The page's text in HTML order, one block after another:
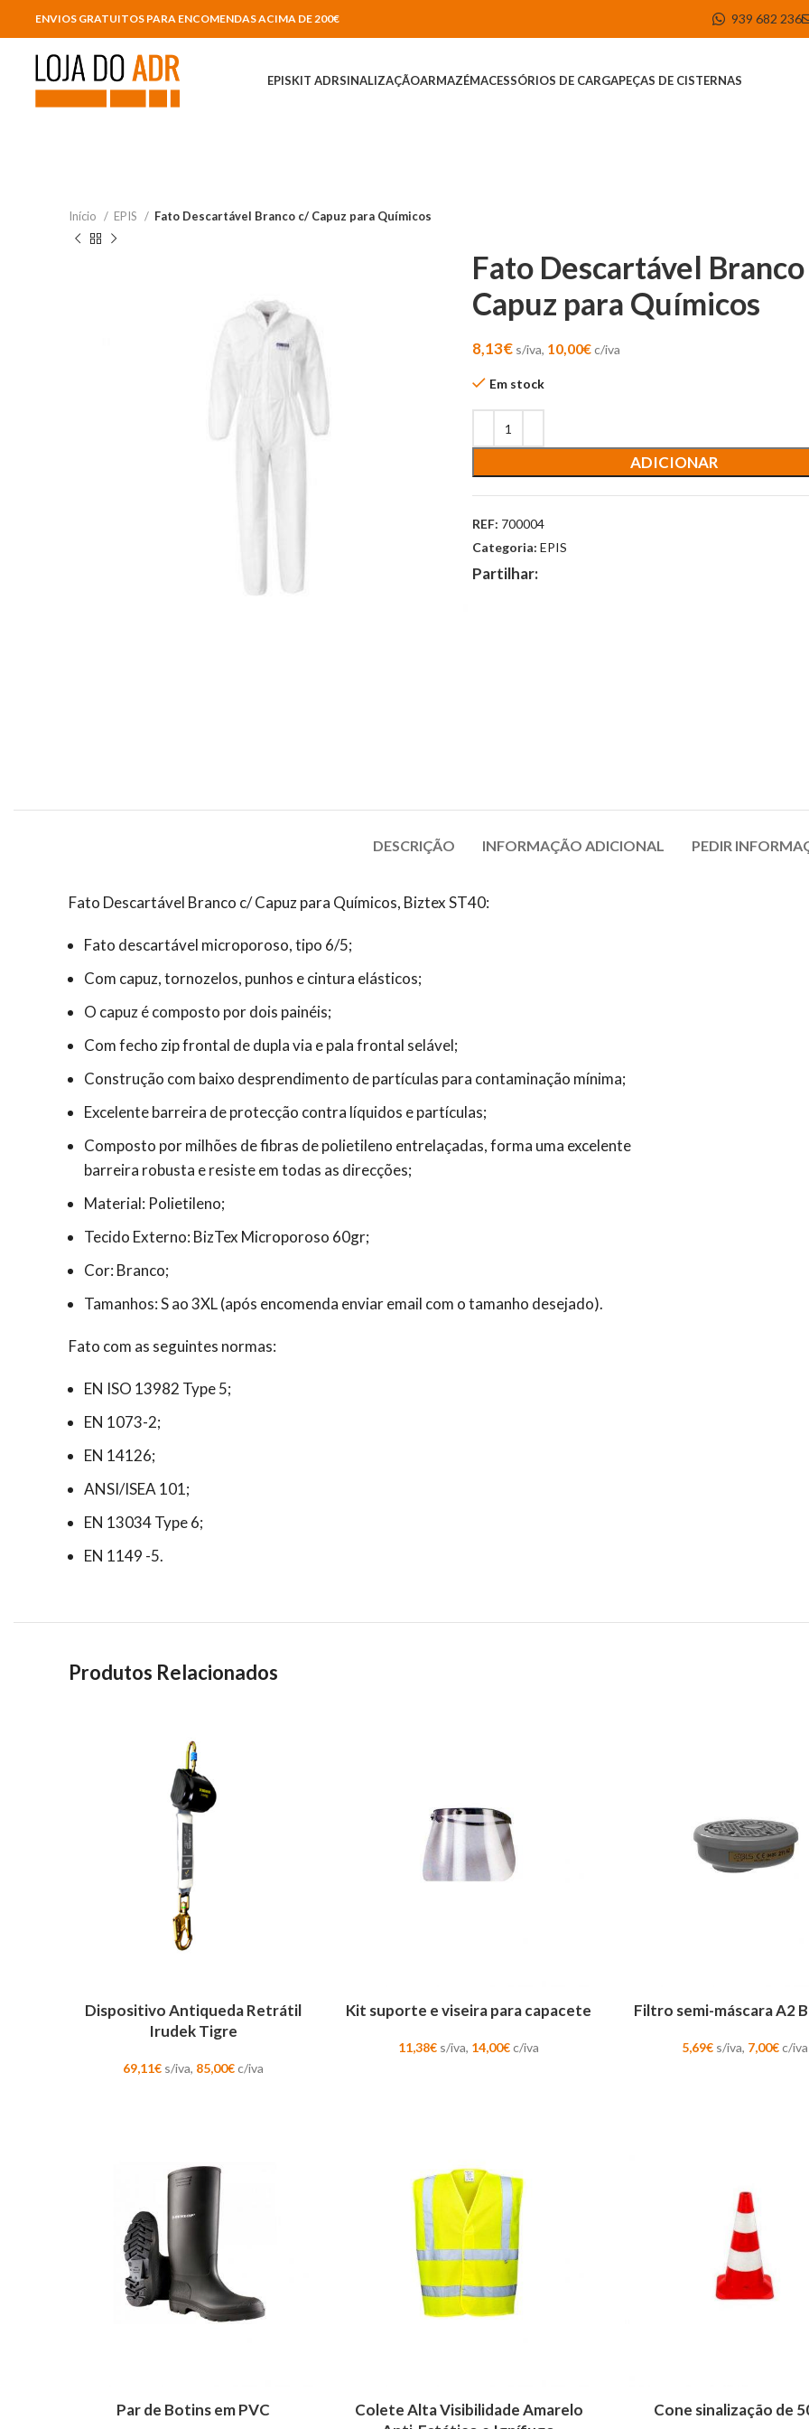
ENVIOS GRATUITOS PARA ENCOMENDAS ACIMA DE 200€ 939 682 236
EPISKIT ADRSINALIZAÇÃOARMAZÉMACESSÓRIOS DE CARGAPEÇAS DE CISTERNAS
Início EPIS Fato Descartável Branco c/ Capuz para Químicos
Fato Descartável
Capuz para Químicos
8,13€ s/iva, 10,00€c/iva
Em stock
ADICIONAR
REF: 700004
Categoria: EPIS
Partilhar:
DESCRIÇÃO INFORMAÇÃO ADICIONAL PEDIR
Fato Descartável Branco c/ Capuz para Químicos, Biztex ST40:
Fato descartável microporoso, tipo 6/5;
Com capuz, tornozelos, punhos e cintura elásticos;
O capuz é composto por dois painéis;
Com fecho zip frontal de dupla via e pala frontal selável;
Construção com baixo desprendimento de partículas para contaminação mínima;
Excelente barreira de protecção contra líquidos e partículas;
Composto por milhões de fibras de polietileno entrelaçadas, forma uma excelente
barreira robusta e resiste em todas as direcções;
Material: Polietileno;
Tecido Externo: BizTex Microporoso 60gr;
Cor: Branco;
Tamanhos: S ao 3XL (após encomenda enviar email com o tamanho desejado).
Fato com as seguintes normas:
EN ISO 13982 Type 5;
EN 1073-2;
EN 14126;
ANSI/ISEA 101;
EN 13034 Type 6;
EN 1149 -5.
Produtos Relacionados
Dispositivo Antiqueda Retrátil
Irudek Tigre
69,11€ s/iva, 85,00€c/iva
Kit suporte e viseira para capacete
11,38€ s/iva, 14,00€c/iva
Filtro semi-máscara A2
5,69€ s/iva, 7,00€c/iva
Par de Botins em PVC
Colete Alta Visibilidade Amarelo
Cone sinalização de